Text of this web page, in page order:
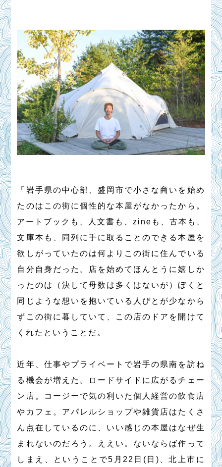
「岩手県の中心部、盛岡市で小さな商いを始め
たのはこの街に個性的な本屋がなかったから。
アートブックも、人文書も、zineも、古本も、
文庫本も、同列に手に取ることのできる本屋を
欲しがっていたのは何よりこの街に住んでいる
自分自身だった。店を始めてほんとうに嬉しか
ったのは（決して母数は多くはないが）ぼくと
同じような想いを抱いている人びとが少なから
ずこの街に暮していて、この店のドアを開けて
くれたということだ。
近年、仕事やプライベートで岩手の県南を訪ね
る機会が増えた。ロードサイドに広がるチェー
ン店。コージーで気の利いた個人経営の飲食店
やカフェ。アパレルショップや雑貨店はたくさ
ん点在しているのに、いい感じの本屋はなぜ生
まれないのだろう。ええい。ないならば作って
しまえ、ということで5月22日(日)、北上市に